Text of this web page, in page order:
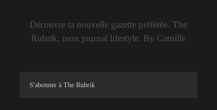
Découvre ta nouvelle gazette préférée. The
Rubrik, mon journal lifestyle. By Camille